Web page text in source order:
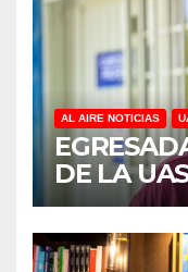
CIDOCS
AL AIRE NOTICIAS
DE LA
EN
ADULTOS